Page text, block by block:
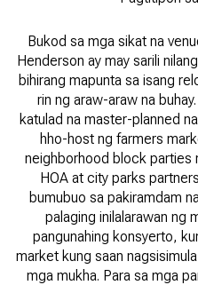
Bukod sa mga sikat na
Henderson ay may sarili
bihirang mapunta sa isang
rin ng araw-araw na
katulad na master-planned
hho-host ng farmers
neighborhood block parties
HOA at city parks
bumubuo sa pakiramdam
palaging inilalarawan ng
pangunahing konsyerto,
market kung saan
mga mukha. Para sa mga